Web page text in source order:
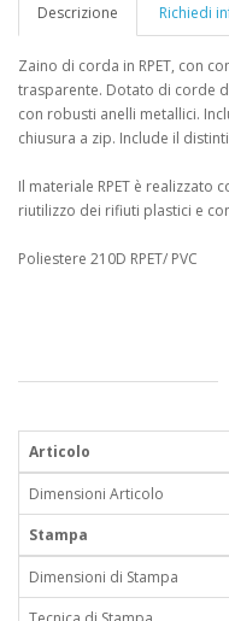
Descrizione Richiedi
Zaino di corda in RPET, con
trasparente. Dotato di corde
con robusti anelli metallici.
chiusura a zip. Include il
Il materiale RPET è realizzato
riutilizzo dei rifiuti plastici e
Poliestere 210D RPET/ PVC
Articolo
Dimensioni Articolo
Stampa
Dimensioni di Stampa